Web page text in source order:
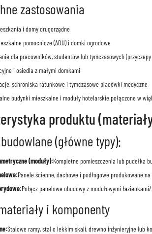
zastosowania
i domy drugorzędne
pomocnicze (ADU) i domki ogrodowe
dla pracowników, studentów lub tymczasowych
i osiedla z małymi domkami
schroniska ratunkowe i tymczasowe placówki medyczne
budynki mieszkalne i moduły hotelarskie połączone w
produktu
(główne typy):
(moduły):Kompletne pomieszczenia lub pudełka
Panele ścienne, dachowe i podłogowe produkowane
Połącz panelowe obudowy z modułowymi
i komponenty
Stalowe ramy, stal o lekkim skali, drewno inżynieryjne lub